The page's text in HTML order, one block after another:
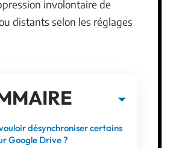
involontaire de
distants selon les réglages
désynchroniser certains
Google Drive ?